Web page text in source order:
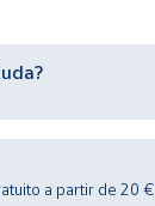
a partir de 20 €